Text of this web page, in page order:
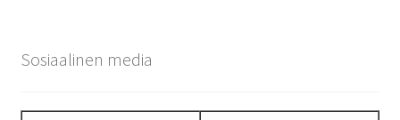
Sosiaalinen media